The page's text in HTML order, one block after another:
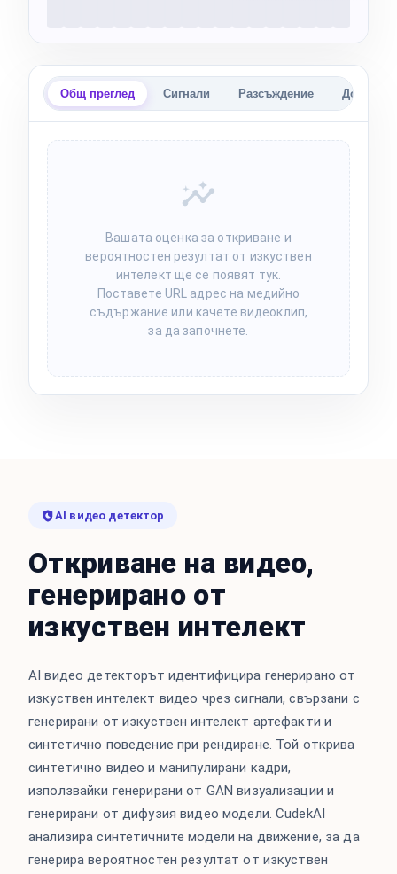
Прегледът на видеото ви се показва тук,
връзка.
Общ преглед Сигнали Разсъждение Доклад
Вашата оценка за откриване и
вероятностен резултат от изкуствен
интелект ще се появят тук.
Поставете URL адрес на медийно
съдържание или качете видеоклип,
за да започнете.
AI видео детектор
Откриване на видео,
генерирано от
изкуствен интелект
AI видео детекторът идентифицира генерирано от
изкуствен интелект видео чрез сигнали, свързани с
генерирани от изкуствен интелект артефакти и
синтетично поведение при рендиране. Той открива
синтетично видео и манипулирани кадри,
използвайки генерирани от GAN визуализации и
генерирани от дифузия видео модели. CudekAI
анализира синтетичните модели на движение, за да
генерира вероятностен резултат от изкуствен